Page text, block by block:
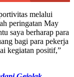
melalui
peringatan May
saya berharap para
bagi para pekerja
kegiatan positif,”